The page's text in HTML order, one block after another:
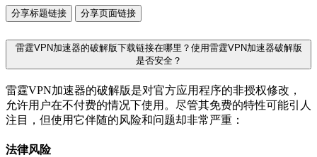
分享标题链接 分享页面链接
雷霆VPN加速器的破解版下载链接在哪里？使用雷霆VPN加速器破解版
是否安全？
雷霆VPN加速器的破解版是对官方应用程序的非授权修改，
允许用户在不付费的情况下使用。尽管其免费的特性可能引人
注目，但使用它伴随的风险和问题却非常严重：
法律风险